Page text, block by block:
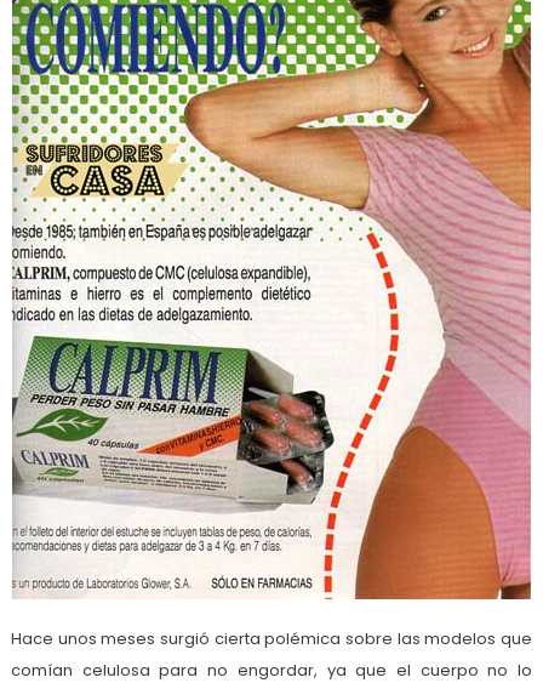
Hace unos meses surgió cierta polémica sobre las modelos que
comían celulosa para no engordar, ya que el cuerpo no lo